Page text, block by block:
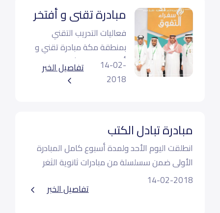
مبادرة تقني و أفتخر
فعاليات ⁧‫التدريب التقني
بمنطقة مكة مبادرة ⁧‫تقني و
أفتخر في‬⁩ تحت شعار ⁧‫كيف
نكون قدوة
14-02-
2018
تفاصيل الخبر
مبادرة تبادل الكتب
‫انطلقت اليوم الأحد ولمدة أسبوع كامل المبادرة
الأولى ضمن سسلسلة من مبادرات ثانوية الثغر
النموذجية
14-02-2018
تفاصيل الخبر